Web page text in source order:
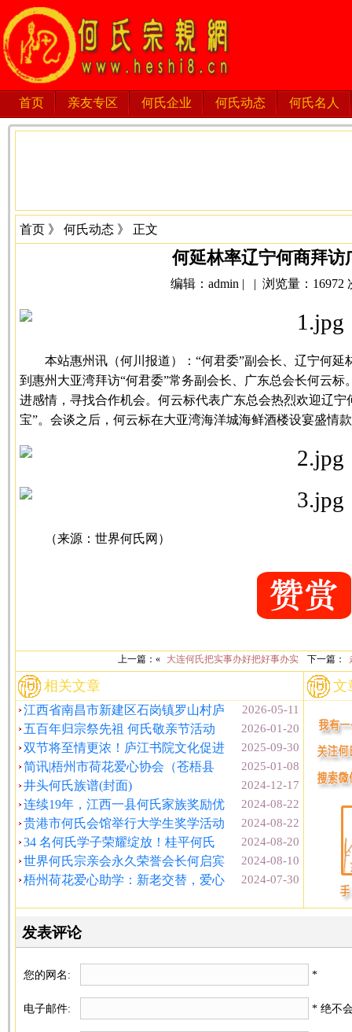
首页 亲友专区 何氏企业 何氏动态 何氏名人
首页 》 何氏动态 》 正文
何延林率辽宁何商拜访
编辑：admin | | 浏览量：16972
本站惠州讯（何川报道）：“何君委”副会长、辽宁何
到惠州大亚湾拜访“何君委”常务副会长、广东总会长何云
进感情，寻找合作机会。何云标代表广东总会热烈欢迎辽
宝”。会谈之后，何云标在大亚湾海洋城海鲜酒楼设宴盛情
（来源：世界何氏网）
上一篇：« 大连何氏把实事办好把好事办实 下一篇：
相关文章
2026-05-11
江西省南昌市新建区石岗镇罗山村庐
2026-01-20
五百年归宗祭先祖 何氏敬亲节活动
2025-09-30
双节将至情更浓！庐江书院文化促进
2025-01-08
简讯|梧州市荷花爱心协会（苍梧县
2024-12-17
井头何氏族谱(封面)
2024-08-22
连续19年，江西一县何氏家族奖励优
2024-08-22
贵港市何氏会馆举行大学生奖学活动
2024-08-20
34 名何氏学子荣耀绽放！桂平何氏
2024-08-10
世界何氏宗亲会永久荣誉会长何启宾
2024-07-30
梧州荷花爱心助学：新老交替，爱心
文
发表评论
您的网名: *
电子邮件: * 绝不